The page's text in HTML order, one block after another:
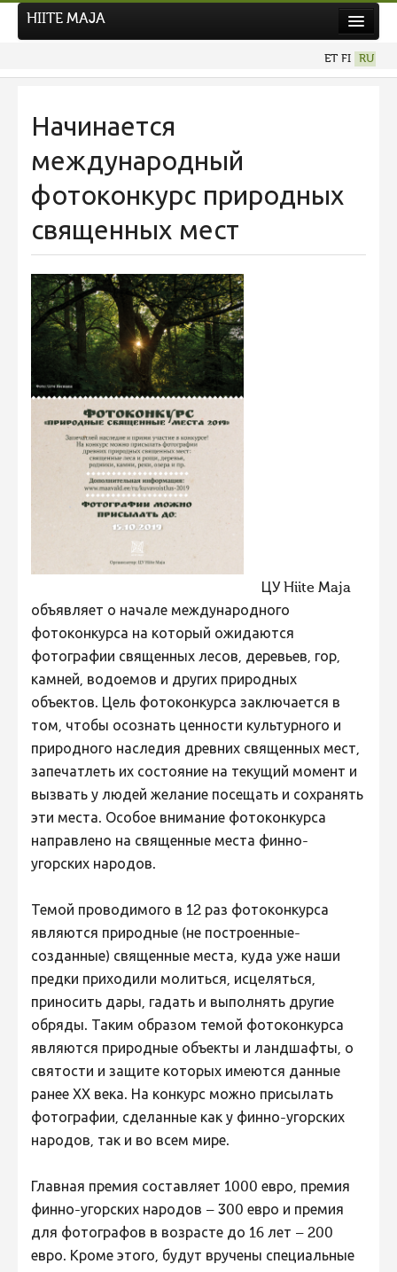
HIITE MAJA
ET FI RU
Начинается
международный
фотоконкурс природных
священных мест
ЦУ Hiite Maja
объявляет о начале международного
фотоконкурса на который ожидаются
фотографии священных лесов, деревьев, гор,
камней, водоемов и других природных
объектов. Цель фотоконкурса заключается в
том, чтобы осознать ценности культурного и
природного наследия древних священных мест,
запечатлеть их состояние на текущий момент и
вызвать у людей желание посещать и сохранять
эти места. Особое внимание фотоконкурса
направлено на священные места финно-
угорских народов.
Темой проводимого в 12 раз фотоконкурса
являются природные (не построенные-
созданные) священные места, куда уже наши
предки приходили молиться, исцеляться,
приносить дары, гадать и выполнять другие
обряды. Таким образом темой фотоконкурса
являются природные объекты и ландшафты, о
святости и защите которых имеются данные
ранее ХХ века. На конкурс можно присылать
фотографии, сделанные как у финно-угорских
народов, так и во всем мире.
Главная премия составляет 1000 евро, премия
финно-угорских народов – 300 евро и премия
для фотографов в возрасте до 16 лет – 200
евро. Кроме этого, будут вручены специальные